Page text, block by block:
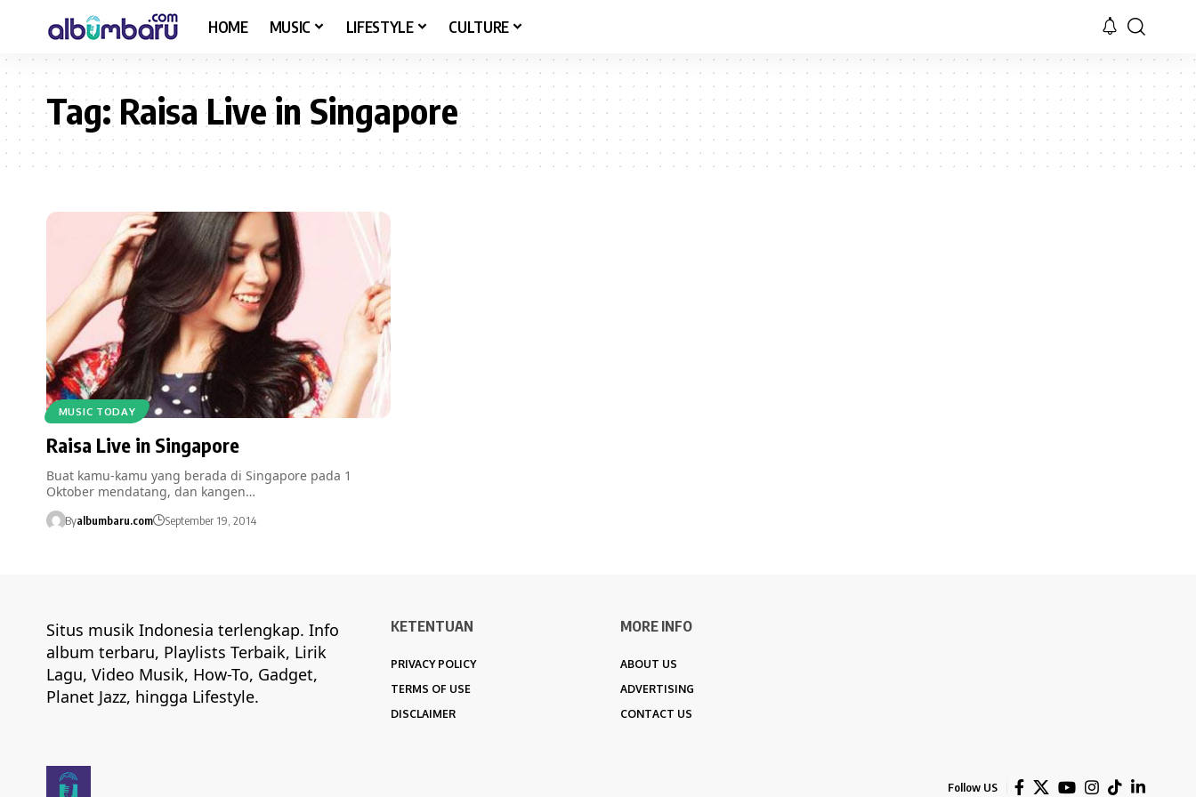
HOME MUSIC LIFESTYLE CULTURE
Tag:Raisa Live in Singapore
MUSIC TODAY
Raisa Live in Singapore
Buat kamu-kamu yang berada di Singapore pada 1
Oktober mendatang, dan kangen…
Byalbumbaru.com September 19, 2014
Situs musik Indonesia terlengkap. Info
album terbaru, Playlists Terbaik, Lirik
Lagu, Video Musik, How-To, Gadget,
Planet Jazz, hingga Lifestyle.
KETENTUAN
PRIVACY POLICY
TERMS OF USE
DISCLAIMER
MORE INFO
ABOUT US
ADVERTISING
CONTACT US
Follow US